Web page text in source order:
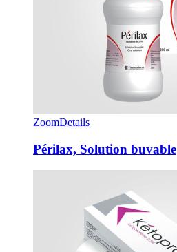
ZoomDetails
Périlax, Solution buvable